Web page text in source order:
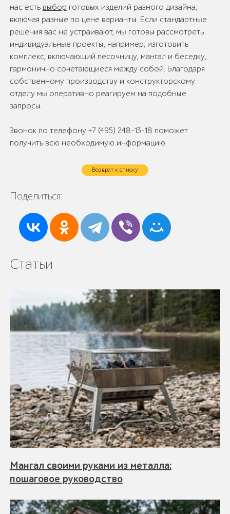
нас есть выбор готовых изделий разного дизайна,
включая разные по цене варианты. Если стандартные
решения вас не устраивают, мы готовы рассмотреть
индивидуальные проекты, например, изготовить
комплекс, включающий песочницу, мангал и беседку,
гармонично сочетающиеся между собой. Благодаря
собственному производству и конструкторскому
отделу мы оперативно реагируем на подобные
запросы.
Звонок по телефону +7 (495) 248-13-18 поможет
получить всю необходимую информацию.
Возврат к списку
Поделиться:
Статьи
Мангал своими руками из металла:
пошаговое руководство